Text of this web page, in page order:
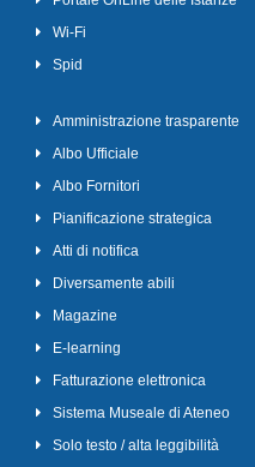
Wi-Fi
Spid
Amministrazione trasparente
Albo Ufficiale
Albo Fornitori
Pianificazione strategica
Atti di notifica
Diversamente abili
Magazine
E-learning
Fatturazione elettronica
Sistema Museale di Ateneo
Solo testo / alta leggibilità